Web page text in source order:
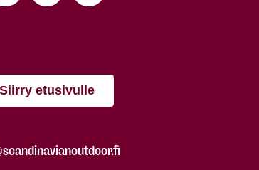
Siirry etusivulle